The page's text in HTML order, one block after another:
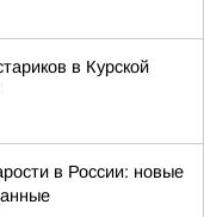
в Курской
в России: новые